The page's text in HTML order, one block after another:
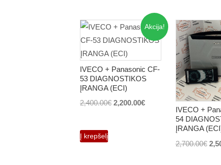
Akcija!
IVECO + Panasonic CF-
53 DIAGNOSTIKOS
ĮRANGA (ECI)
2,400.00€ Original
2,200.00€Current
2,200.00€.
Į krepšelį
IVECO +
54
ĮRANGA
2,700.00€